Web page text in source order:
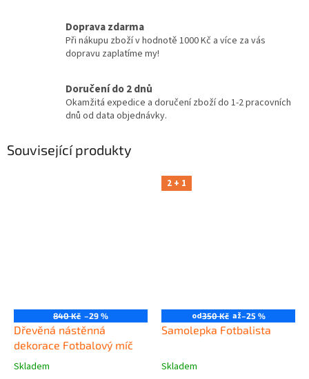
Doprava zdarma
Při nákupu zboží v hodnotě 1000 Kč a více za vás
dopravu zaplatíme my!
Doručení do 2 dnů
Okamžitá expedice a doručení zboží do 1-2 pracovních
dnů od data objednávky.
Související produkty
840 Kč –29 %
Dřevěná nástěnná
dekorace Fotbalový míč
Skladem
2 + 1
od350 Kč až–25 %
Samolepka Fotbalista
Skladem